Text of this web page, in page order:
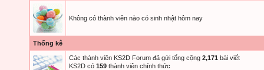
Không có thành viên nào có sinh nhật hôm nay
Thống kê
Các thành viên KS2D Forum đã gửi tổng cộng 2,171 bài viết
KS2D có 159 thành viên chính thức